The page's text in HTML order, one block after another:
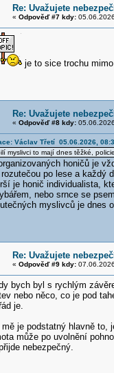
Re: Uvažujete
« Odpověď #7 kdy:
je to sice trochu
Re: Uvažujete
« Odpověď #8 kdy:
Václav Třetí 05.06.2026,
myslivci to mají dnes těžké,
honičů je
po lese a každý
je honič individualista,
nebo srnce se
myslivců je dnes
Re: Uvažujete
« Odpověď #9 kdy:
bych byl s rychlým
nebo něco, co je pod
je.
mě je podstatný hlavně to,
může po uvolnění
nebezpečný.